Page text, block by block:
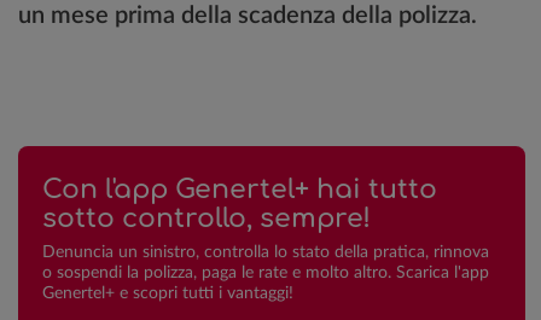
un mese prima della scadenza della polizza.
Con l'app Genertel+ hai tutto
sotto controllo, sempre!
Denuncia un sinistro, controlla lo stato della pratica, rinnova
o sospendi la polizza, paga le rate e molto altro. Scarica l'app
Genertel+ e scopri tutti i vantaggi!